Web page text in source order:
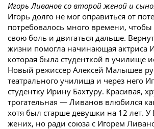
Игорь Ливанов со второй женой и
Игорь долго не мог оправиться от
потребовалось много времени,
свою боль и двигаться дальше.
жизни помогла начинающая актриса
которая была студенткой в училище
Новый режиссер Алексей Малышев
театрального училища и через него
студентку Ирину Бахтуру. Красивая,
трогательная — Ливанов влюбился
хотя был старше девушки на 12 лет.
жених, но ради союза с Игорем